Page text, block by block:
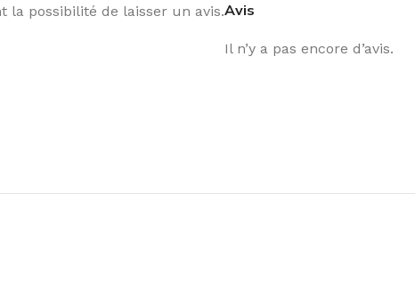
Avis
Il n’y a pas encore d’avis.
la possibilité de laisser un avis.